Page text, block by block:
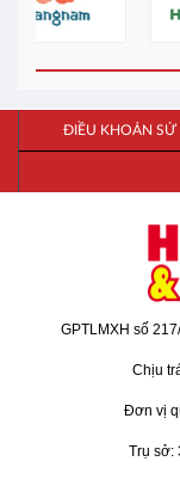
ĐIỀU KHOẢN SỬ
GPTLMXH số
Chịu
Đơn vị
Trụ sở: